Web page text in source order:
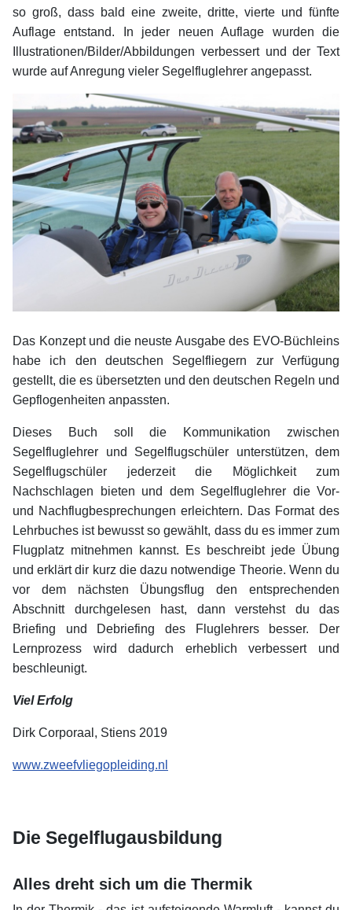
so groß, dass bald eine zweite, dritte, vierte und fünfte
Auflage entstand. In jeder neuen Auflage wurden die
Illustrationen/Bilder/Abbildungen verbessert und der Text
wurde auf Anregung vieler Segelfluglehrer angepasst.
Das Konzept und die neuste Ausgabe des EVO-Büchleins
habe ich den deutschen Segelfliegern zur Verfügung
gestellt, die es übersetzten und den deutschen Regeln und
Gepflogenheiten anpassten.
Dieses Buch soll die Kommunikation zwischen
Segelfluglehrer und Segelflugschüler unterstützen, dem
Segelflugschüler jederzeit die Möglichkeit zum
Nachschlagen bieten und dem Segelfluglehrer die Vor-
und Nachflugbesprechungen erleichtern. Das Format des
Lehrbuches ist bewusst so gewählt, dass du es immer zum
Flugplatz mitnehmen kannst. Es beschreibt jede Übung
und erklärt dir kurz die dazu notwendige Theorie. Wenn du
vor dem nächsten Übungsflug den entsprechenden
Abschnitt durchgelesen hast, dann verstehst du das
Briefing und Debriefing des Fluglehrers besser. Der
Lernprozess wird dadurch erheblich verbessert und
beschleunigt.
Viel Erfolg
Dirk Corporaal, Stiens 2019
www.zweefvliegopleiding.nl
Die Segelflugausbildung
Alles dreht sich um die Thermik